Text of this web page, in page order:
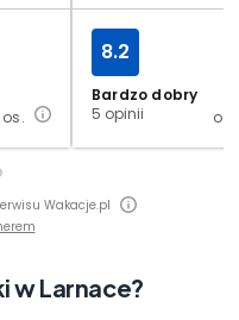
Bardzo dobry
5 opinii
8.2
od
Wakacje.pl
w Larnace?